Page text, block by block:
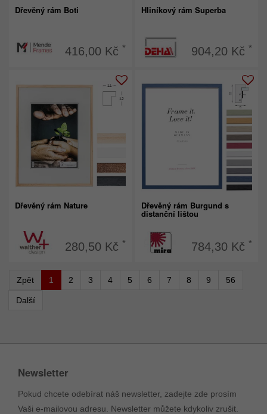
Dřevěný rám Boti
416,00 Kč *
Hliníkový rám Superba
904,20 Kč *
Dřevěný rám Nature
280,50 Kč *
Dřevěný rám Burgund s
distanční lištou
784,30 Kč *
Zpět 1 2 3 4 5 6 7 8 9 56
Další
Newsletter
Pokud chcete odebírat náš newsletter, zadejte zde prosím
Vaši e-mailovou adresu. Newsletter můžete kdykoliv zrušit.